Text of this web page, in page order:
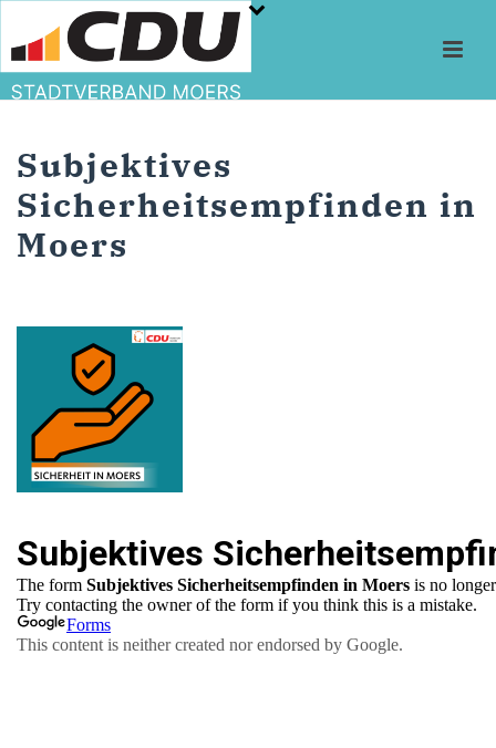
Subjektives
Sicherheitsempfinden in
Moers